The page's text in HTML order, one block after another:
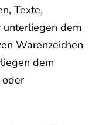
Texte,
unterliegen dem
Warenzeichen
dem